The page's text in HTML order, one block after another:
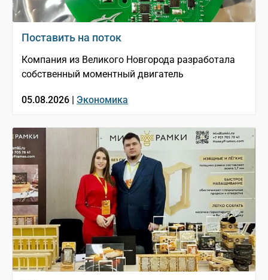
Поставить на поток
Компания из Великого Новгорода разработала
собственный моментный двигатель
05.08.2026 | Экономика